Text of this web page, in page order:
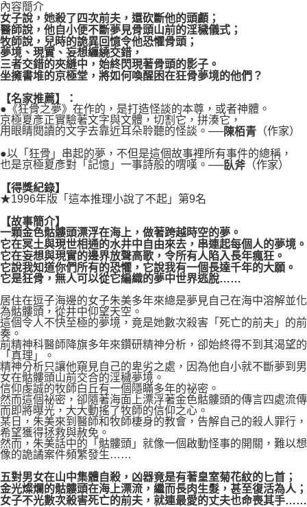
博客來商品配送方式
每筆NT$80，滿NT$1,000(含以上)免運費
內容簡介
女子說，她殺了四次前夫，還砍斷他的頭顱；
醫師說，他自小便不斷夢見骨頭山前的淫穢儀式；
牧師說，兒時的詭異回憶令他恐懼骨頭；
夢境、現實、妄想纏繞交錯，
三者交錯的夾縫中，始終閃現著骨頭的影子。
坐擁書堆的京極堂，將如何喚醒困在狂骨夢境的他們？
【名家推薦】：
●《狂骨之夢》在作的，是打造怪談的本尊，或者神體。
京極夏彥正實驗著文字與文體，切割它，拼湊它，
用眼睛閱讀的文字去靠近耳朵聆聽的怪談。──陳栢青 （作家）
●以「狂骨」串起的夢，不但是這個故事裡所有事件的總稱，
也是京極夏彥對「記憶」一事詩般的喟嘆。──臥斧（作家）
【得獎紀錄】
★1996年版「這本推理小說了不起」第9名
【故事簡介】
一顆金色骷髏頭漂浮在海上，做著跨越時空的夢。
它在冥土與現世相通的水井中自由來去，串連起每個人的夢境。
它在妄想與現實的邊界放聲高歌，令所有人陷入長年瘋狂。
它說我知道你們所有的恐懼，它說我有一個長達千年的大願。
它是狂骨，無人可以從它編織的夢中世界逃脫……
居住在逗子海邊的女子朱美多年來總是夢見自己在海中溶解並化
為骷髏頭，從井中仰望天空。
這個令人不快至極的夢境，竟是她數次殺害「死亡的前夫」的前
奏。
前精神科醫師降旗多年來鑽研精神分析，卻始終得不到其渴望的
「真理」。
精神分析只讓他窺見自己的卑劣之處，因為他自小就不斷夢到男
女在骷髏頭山前交合的淫穢夢境。
信仰虔誠的牧師白丘有一個隱瞞多年的祕密。
然而這個祕密，卻隨著海面上漂浮著金色骷髏頭的傳言四處流傳
而即將曝光，大大動搖了牧師的信仰之心。
某日，朱美來到醫師和牧師棲身的教會，告解自己的殺人罪行，
希望獲得拯救與赦免。
然而，朱美話中的「骷髏頭」就像一個啟動怪事的開關，難以想
像的詭譎案件頻繁發生……
五對男女在山中集體自殺，凶器竟是有著皇室菊花紋的匕首；
金光燦爛的骷髏頭在海上漂流，繼而長肉生髮，甚至復活為人；
女子不光數次殺害死亡的前夫，就連最愛的丈夫也命喪其手……